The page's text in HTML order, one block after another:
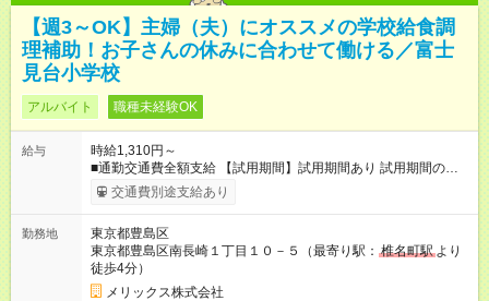
【週3～OK】主婦（夫）にオススメの学校給食調
理補助！お子さんの休みに合わせて働ける／富士
見台小学校
アルバイト 職種未経験OK
給与
時給1,310円～
■通勤交通費全額支給 【試用期間】試用期間あり 試用期間の長
さ：3ヶ月 雇用形態、給与は本採用時と同じです。
交通費別途支給あり
勤務地
東京都豊島区
東京都豊島区南長崎１丁目１０－５（最寄り駅： 椎名町駅 より
徒歩4分）
メリックス株式会社